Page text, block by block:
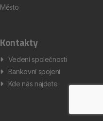
Město
Kontakty
Vedení společnosti
Bankovní spojení
Kde nás najdete